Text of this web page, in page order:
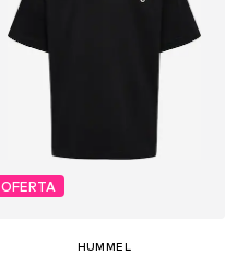
OFERTA
HUMMEL